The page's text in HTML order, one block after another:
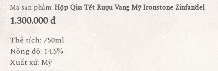
Mã sản phẩm: Hộp Qùa Tết Rượu Vang Mỹ Ironstone Zinfandel
1.300.000 đ
Thể tích: 750ml
Nồng độ: 14.5%
Xuất xứ: Mỹ